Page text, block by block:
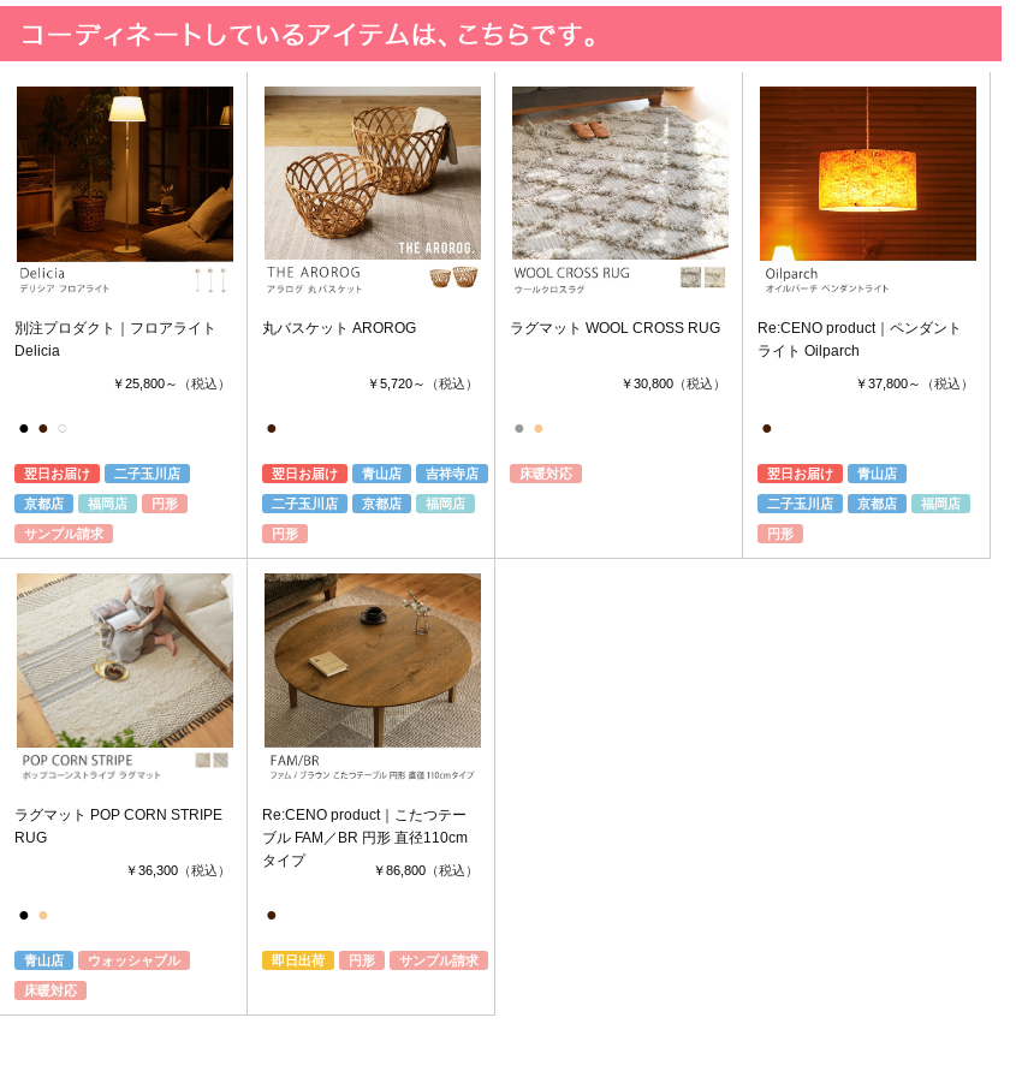
別注プロダクト｜フロアライト
Delicia
￥25,800～ （税込）
● ● ○
翌日お届け 二子玉川店
京都店 福岡店 円形
サンプル請求
丸バスケット AROROG
￥5,720～ （税込）
●
翌日お届け 青山店 吉祥寺店
二子玉川店 京都店 福岡店
円形
ラグマット WOOL CROSS RUG
￥30,800 （税込）
● ●
床暖対応
Re:CENO product｜ペンダント
ライト Oilparch
￥37,800～ （税込）
●
翌日お届け 青山店
二子玉川店 京都店 福岡店
円形
ラグマット POP CORN STRIPE
RUG
￥36,300 （税込）
● ●
青山店 ウォッシャブル
床暖対応
Re:CENO product｜こたつテー
ブル FAM／BR 円形 直径110cm
タイプ
￥86,800 （税込）
●
即日出荷 円形 サンプル請求